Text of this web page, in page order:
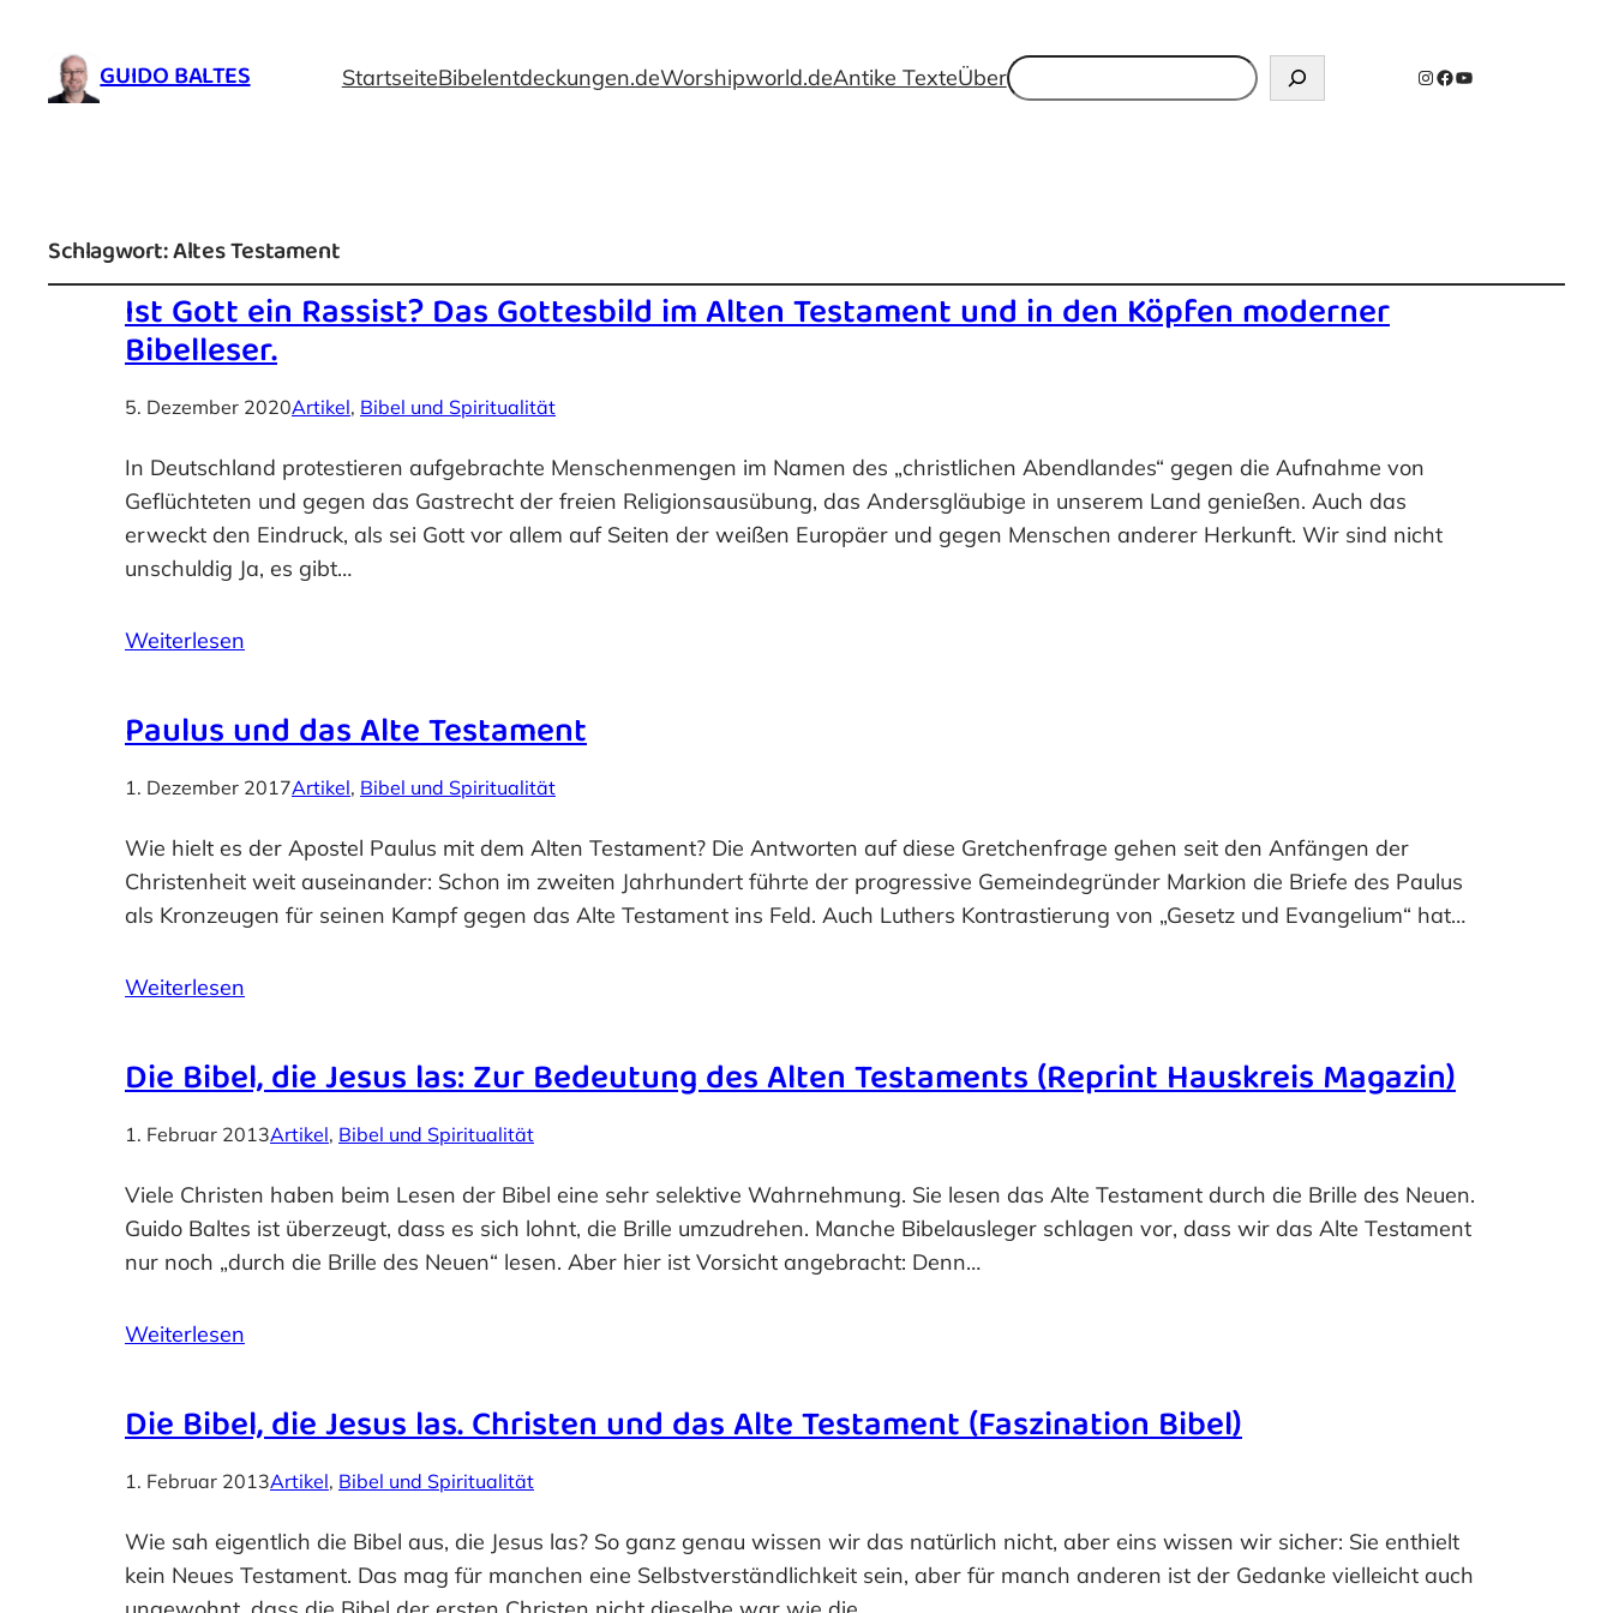
GUIDO BALTES StartseiteBibelentdeckungen.deWorshipworld.deAntike TexteÜberSuchen Instagram
Facebook
YouTube
Schlagwort:Altes Testament
Ist Gott ein Rassist? Das Gottesbild im Alten Testament und in den Köpfen moderner
Bibelleser.
5. Dezember 2020Artikel, Bibel und Spiritualität
In Deutschland protestieren aufgebrachte Menschenmengen im Namen des „christlichen Abendlandes“ gegen die Aufnahme von
Geflüchteten und gegen das Gastrecht der freien Religionsausübung, das Andersgläubige in unserem Land genießen. Auch das
erweckt den Eindruck, als sei Gott vor allem auf Seiten der weißen Europäer und gegen Menschen anderer Herkunft. Wir sind nicht
unschuldig Ja, es gibt…
Weiterlesen
Paulus und das Alte Testament
1. Dezember 2017Artikel, Bibel und Spiritualität
Wie hielt es der Apostel Paulus mit dem Alten Testament? Die Antworten auf diese Gretchenfrage gehen seit den Anfängen der
Christenheit weit auseinander: Schon im zweiten Jahrhundert führte der progressive Gemeindegründer Markion die Briefe des Paulus
als Kronzeugen für seinen Kampf gegen das Alte Testament ins Feld. Auch Luthers Kontrastierung von „Gesetz und Evangelium“ hat…
Weiterlesen
Die Bibel, die Jesus las: Zur Bedeutung des Alten Testaments (Reprint Hauskreis Magazin)
1. Februar 2013Artikel, Bibel und Spiritualität
Viele Christen haben beim Lesen der Bibel eine sehr selektive Wahrnehmung. Sie lesen das Alte Testament durch die Brille des Neuen.
Guido Baltes ist überzeugt, dass es sich lohnt, die Brille umzudrehen. Manche Bibelausleger schlagen vor, dass wir das Alte Testament
nur noch „durch die Brille des Neuen“ lesen. Aber hier ist Vorsicht angebracht: Denn…
Weiterlesen
Die Bibel, die Jesus las. Christen und das Alte Testament (Faszination Bibel)
1. Februar 2013Artikel, Bibel und Spiritualität
Wie sah eigentlich die Bibel aus, die Jesus las? So ganz genau wissen wir das natürlich nicht, aber eins wissen wir sicher: Sie enthielt
kein Neues Testament. Das mag für manchen eine Selbstverständlichkeit sein, aber für manch anderen ist der Gedanke vielleicht auch